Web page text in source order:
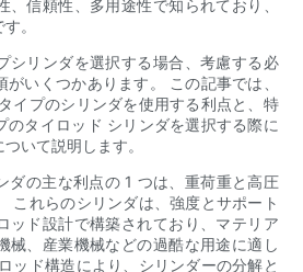
、信頼性、多用途性で知られており、
。
シリンダを選択する場合、考慮する必
いくつかあります。 この記事では、
イプのシリンダを使用する利点と、特
のタイロッド シリンダを選択する際に
いて説明します。
ダの主な利点の 1 つは、重荷重と高圧
これらのシリンダは、強度とサポート
ッド設計で構築されており、マテリア
械、産業機械などの過酷な用途に適し
ッド構造により、シリンダーの分解と